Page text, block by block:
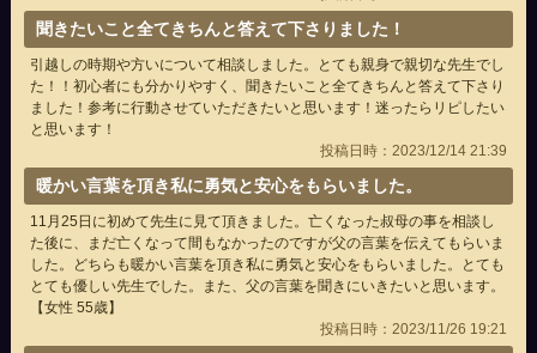
聞きたいこと全てきちんと答えて下さりました！
引越しの時期や方いについて相談しました。とても親身で親切な先生でし
た！！初心者にも分かりやすく、聞きたいこと全てきちんと答えて下さり
ました！参考に行動させていただきたいと思います！迷ったらリピしたい
と思います！
投稿日時：2023/12/14 21:39
暖かい言葉を頂き私に勇気と安心をもらいました。
11月25日に初めて先生に見て頂きました。亡くなった叔母の事を相談し
た後に、まだ亡くなって間もなかったのですが父の言葉を伝えてもらいま
した。どちらも暖かい言葉を頂き私に勇気と安心をもらいました。とても
とても優しい先生でした。また、父の言葉を聞きにいきたいと思います。
【女性 55歳】
投稿日時：2023/11/26 19:21